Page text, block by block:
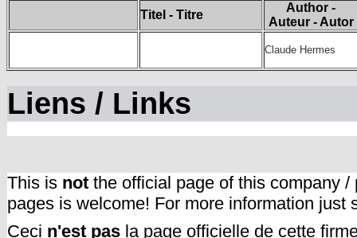
Titel - Titre
Author -
Auteur - Autor
Claude Hermes
Liens / Links
This is not the official page of this company
pages is welcome! For more information just
Ceci n'est pas la page officielle de cette